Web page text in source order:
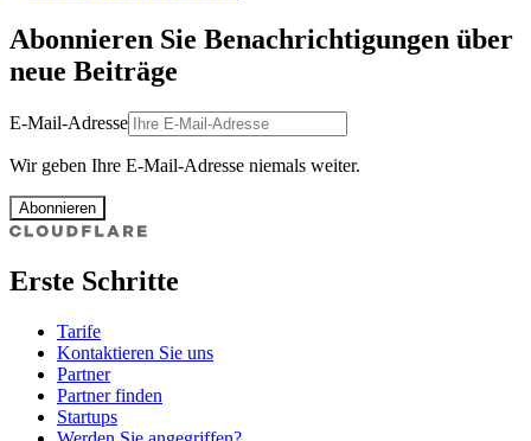
Abonnieren Sie Benachrichtigungen über
neue Beiträge
E-Mail-Adresse
Wir geben Ihre E-Mail-Adresse niemals weiter.
Abonnieren
Erste Schritte
Tarife
Kontaktieren Sie uns
Partner
Partner finden
Startups